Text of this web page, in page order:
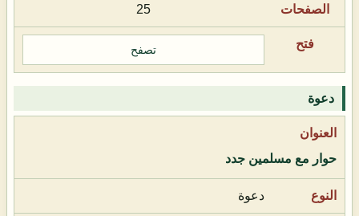
25
تصفح
دعوة
حوار مع مسلمين جدد
دعوة